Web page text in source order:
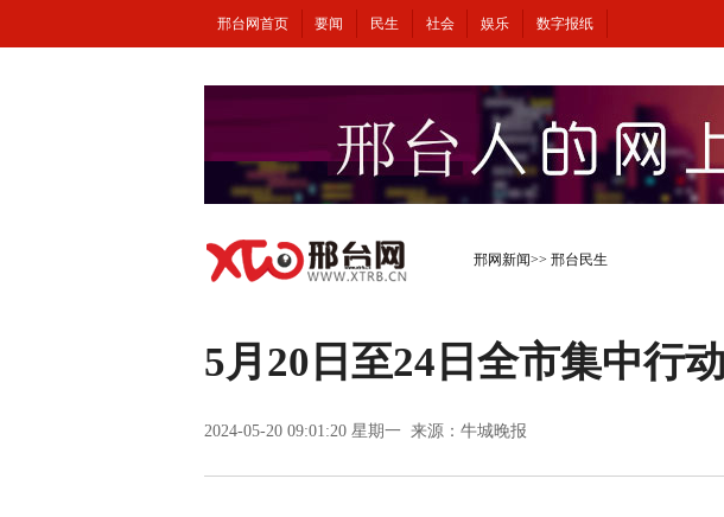
邢台网首页 要闻 民生 社会 娱乐 数字报纸
邢网新闻>> 邢台民生
5月20日至24日全市集中行
2024-05-20 09:01:20 星期一 来源：牛城晚报